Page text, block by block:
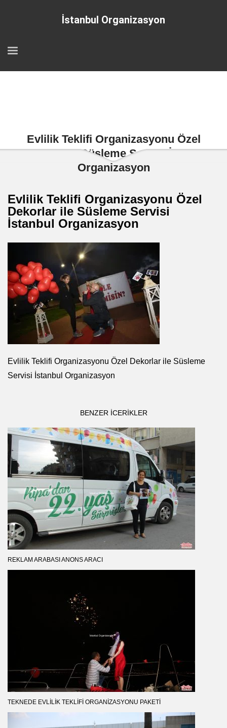
İstanbul Organizasyon
Evlilik Teklifi Organizasyonu Özel
Dekorlar ile Süsleme Servisi İstanbul
Organizasyon
Evlilik Teklifi Organizasyonu Özel
Dekorlar ile Süsleme Servisi
İstanbul Organizasyon
Evlilik Teklifi Organizasyonu Özel Dekorlar ile Süsleme
Servisi İstanbul Organizasyon
BENZER ICERIKLER
REKLAM ARABASI ANONS ARACI
TEKNEDE EVLILIK TEKLIFI ORGANIZASYONU PAKETI